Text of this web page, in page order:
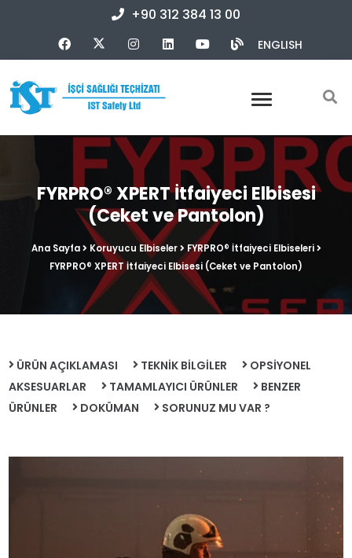
+90 312 384 13 00
ENGLISH
FYRPRO® XPERT İtfaiyeci Elbisesi
(Ceket ve Pantolon)
Ana Sayfa Koruyucu Elbiseler
FYRPRO® İtfaiyeci Elbiseleri
FYRPRO® XPERT İtfaiyeci Elbisesi (Ceket ve Pantolon)
ÜRÜN AÇIKLAMASI TEKNİK BİLGİLER
OPSİYONEL
AKSESUARLAR
TAMAMLAYICI ÜRÜNLER
BENZER
ÜRÜNLER
DOKÜMAN SORUNUZ MU VAR ?